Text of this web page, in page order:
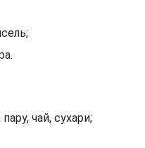
чай, сухари;